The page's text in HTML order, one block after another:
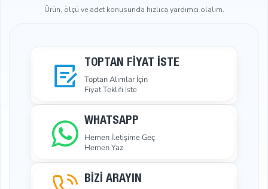
Ürün, ölçü ve adet konusunda hızlıca yardımcı olalım.
TOPTAN FIYAT İSTE
Toptan Alımlar İçin
Fiyat Teklifi İste
WHATSAPP
Hemen İletişime Geç
Hemen Yaz
BİZİ ARAYIN